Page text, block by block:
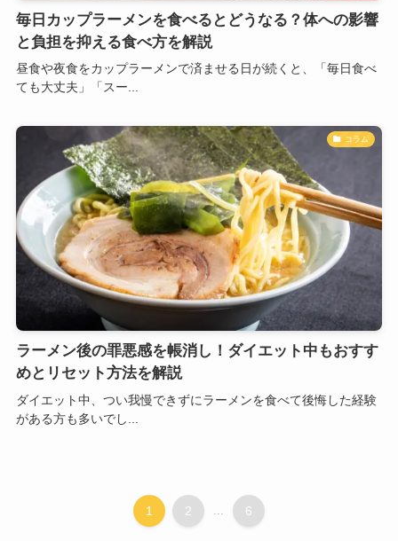
毎日カップラーメンを食べるとどうなる？体への影響
と負担を抑える食べ方を解説
昼食や夜食をカップラーメンで済ませる日が続くと、「毎日食べ
ても大丈夫」「スー...
コラム
ラーメン後の罪悪感を帳消し！ダイエット中もおすす
めとリセット方法を解説
ダイエット中、つい我慢できずにラーメンを食べて後悔した経験
がある方も多いでし...
1 2 ... 6